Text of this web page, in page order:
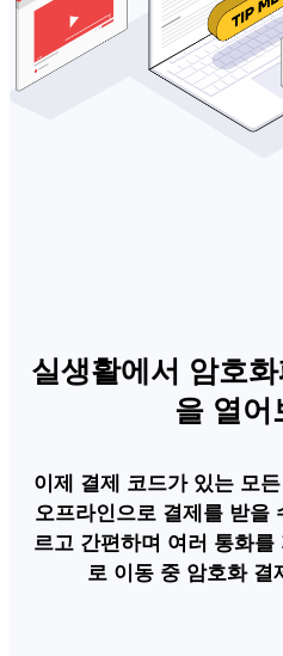
실생활에서 암호
을 열어
이제 결제 코드가 있는 모
오프라인으로 결제를 받을
르고 간편하며 여러 통화
로 이동 중 암호화 결